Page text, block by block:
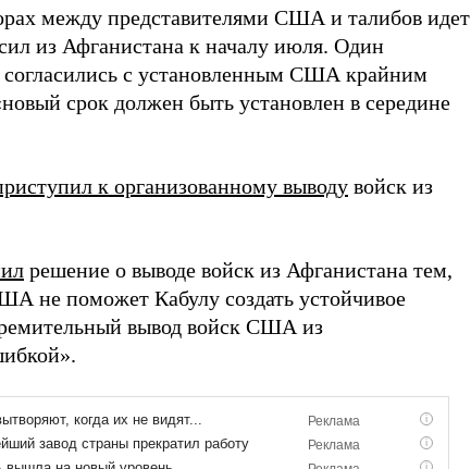
между представителями США и талибов идет
из Афганистана к началу июля. Один
согласились с установленным США крайним
срок должен быть установлен в середине
к организованному выводу войск из
решение о выводе войск из Афганистана тем,
не поможет Кабулу создать устойчивое
вывод войск США из